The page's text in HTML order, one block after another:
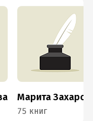
75 книг